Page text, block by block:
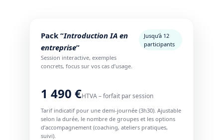
Pack “Introduction IA en
entreprise”
Session interactive, exemples
concrets, focus sur vos cas d’usage.
Jusqu’à 12
participants
1 490 €HTVA – forfait par session
Tarif indicatif pour une demi-journée (3h30). Ajustable
selon la durée, le nombre de groupes et les options
d’accompagnement (coaching, ateliers pratiques,
suivi).